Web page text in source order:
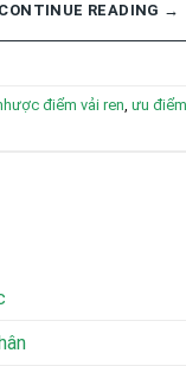
CONTINUE READING →
điểm vải ren, ưu